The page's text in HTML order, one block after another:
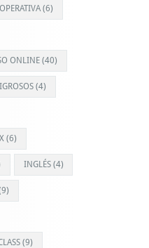
(6)
ONLINE (40)
(4)
(6)
INGLÉS(4)
(9)